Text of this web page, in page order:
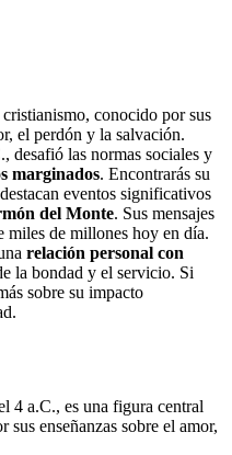
conocido por sus
el perdón y la salvación.
desafió las normas sociales y
marginados. Encontrarás su
eventos significativos
del Monte. Sus mensajes
miles de millones hoy en día.
relación personal con
la bondad y el servicio. Si
sobre su impacto
4 a.C., es una figura central
enseñanzas sobre el amor,